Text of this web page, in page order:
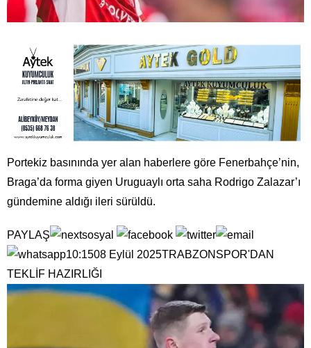
Portekiz basınında yer alan haberlere göre Fenerbahçe’nin,
Braga’da forma giyen Uruguaylı orta saha Rodrigo Zalazar’ı
gündemine aldığı ileri sürüldü.
PAYLAŞ
10:1508 Eylül 2025TRABZONSPOR'DAN
TEKLİF HAZIRLIĞI